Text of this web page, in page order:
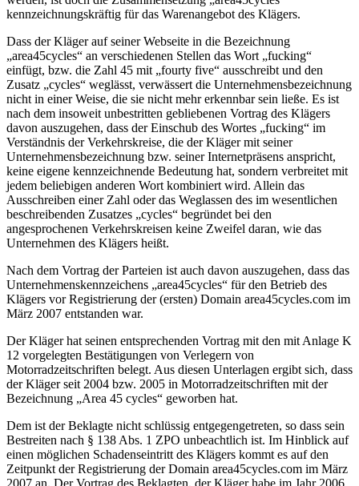
kennzeichnungskräftig für das Warenangebot des Klägers.
Dass der Kläger auf seiner Webseite in die Bezeichnung
„area45cycles“ an verschiedenen Stellen das Wort „fucking“
einfügt, bzw. die Zahl 45 mit „fourty five“ ausschreibt und den
Zusatz „cycles“ weglässt, verwässert die Unternehmensbezeichnung
nicht in einer Weise, die sie nicht mehr erkennbar sein ließe. Es ist
nach dem insoweit unbestritten gebliebenen Vortrag des Klägers
davon auszugehen, dass der Einschub des Wortes „fucking“ im
Verständnis der Verkehrskreise, die der Kläger mit seiner
Unternehmensbezeichnung bzw. seiner Internetpräsens anspricht,
keine eigene kennzeichnende Bedeutung hat, sondern verbreitet mit
jedem beliebigen anderen Wort kombiniert wird. Allein das
Ausschreiben einer Zahl oder das Weglassen des im wesentlichen
beschreibenden Zusatzes „cycles“ begründet bei den
angesprochenen Verkehrskreisen keine Zweifel daran, wie das
Unternehmen des Klägers heißt.
Nach dem Vortrag der Parteien ist auch davon auszugehen, dass das
Unternehmenskennzeichens „area45cycles“ für den Betrieb des
Klägers vor Registrierung der (ersten) Domain area45cycles.com im
März 2007 entstanden war.
Der Kläger hat seinen entsprechenden Vortrag mit den mit Anlage K
12 vorgelegten Bestätigungen von Verlegern von
Motorradzeitschriften belegt. Aus diesen Unterlagen ergibt sich, dass
der Kläger seit 2004 bzw. 2005 in Motorradzeitschriften mit der
Bezeichnung „Area 45 cycles“ geworben hat.
Dem ist der Beklagte nicht schlüssig entgegengetreten, so dass sein
Bestreiten nach § 138 Abs. 1 ZPO unbeachtlich ist. Im Hinblick auf
einen möglichen Schadenseintritt des Klägers kommt es auf den
Zeitpunkt der Registrierung der Domain area45cycles.com im März
2007 an. Der Vortrag des Beklagten, der Kläger habe im Jahr 2006